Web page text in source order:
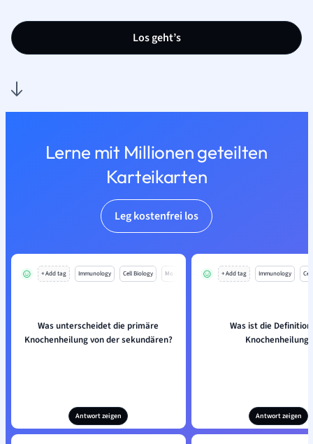
Los geht’s
Lerne mit Millionen geteilten
Karteikarten
Leg kostenfrei los
+ Add tag Immunology Cell Biology Mo
Was unterscheidet die primäre
Knochenheilung von der sekundären?
Antwort zeigen
+ Add tag Immunology
Was ist die
Knochenheilung?
Antwort zeigen